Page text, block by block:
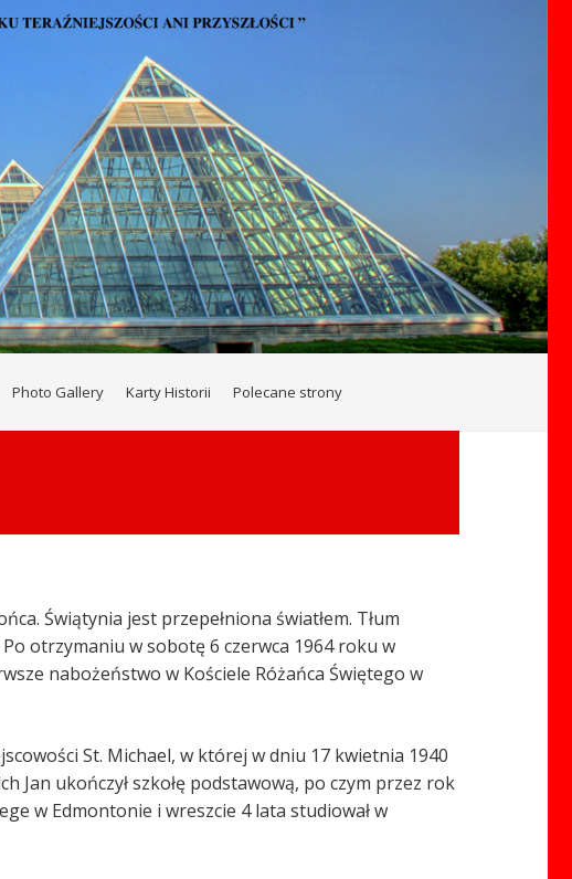
Photo Gallery Karty Historii Polecane strony
Świątynia jest przepełniona światłem. Tłum
otrzymaniu w sobotę 6 czerwca 1964 roku w
nabożeństwo w Kościele Różańca Świętego w
St. Michael, w której w dniu 17 kwietnia 1940
Jan ukończył szkołę podstawową, po czym przez rok
w Edmontonie i wreszcie 4 lata studiował w